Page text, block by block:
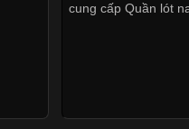
cung cấp Quần lót